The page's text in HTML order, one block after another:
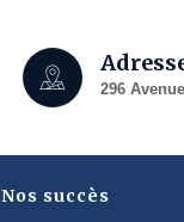
296
Nos succès